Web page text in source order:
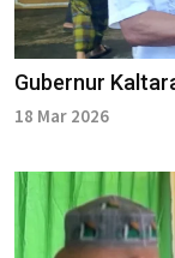
Gubernur
18 Mar 2026